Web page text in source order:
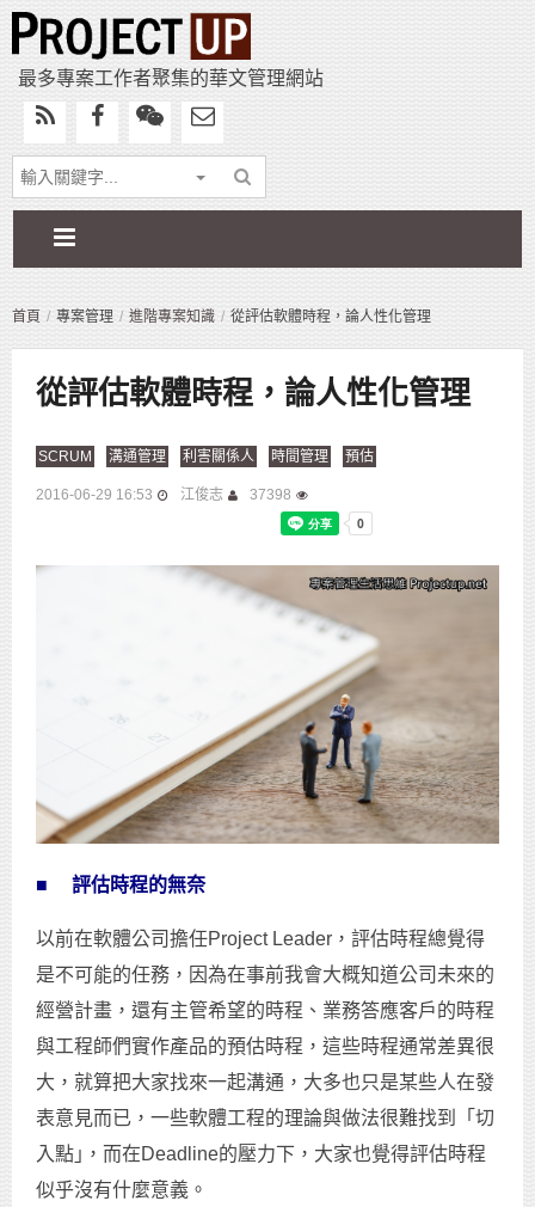
最多專案工作者聚集的華文管理網站
首頁 專案管理 進階專案知識 從評估軟體時程，論人性化管理
從評估軟體時程，論人性化管理
SCRUM 溝通管理 利害關係人 時間管理 預估
2016-06-29 16:53 江俊志 37398
■ 評估時程的無奈
以前在軟體公司擔任Project Leader，評估時程總覺得
是不可能的任務，因為在事前我會大概知道公司未來的
經營計畫，還有主管希望的時程、業務答應客戶的時程
與工程師們實作產品的預估時程，這些時程通常差異很
大，就算把大家找來一起溝通，大多也只是某些人在發
表意見而已，一些軟體工程的理論與做法很難找到「切
入點｣，而在Deadline的壓力下，大家也覺得評估時程
似乎沒有什麼意義。